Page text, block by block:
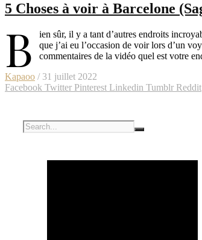
5 Choses à voir à Barcelone
B
ien sûr, il y a tant d’autres endroits
que j’ai eu l’occasion de voir lors d’un
commentaires de la vidéo quel est votre
Kapaoo / 31 juillet 2022
Facebook Twitter Pinterest Linkedin Tumblr Reddit